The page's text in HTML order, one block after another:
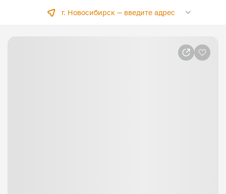
г. Новосибирск —введите адрес